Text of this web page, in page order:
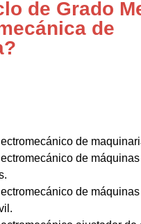
de Grado
de
de
de
de